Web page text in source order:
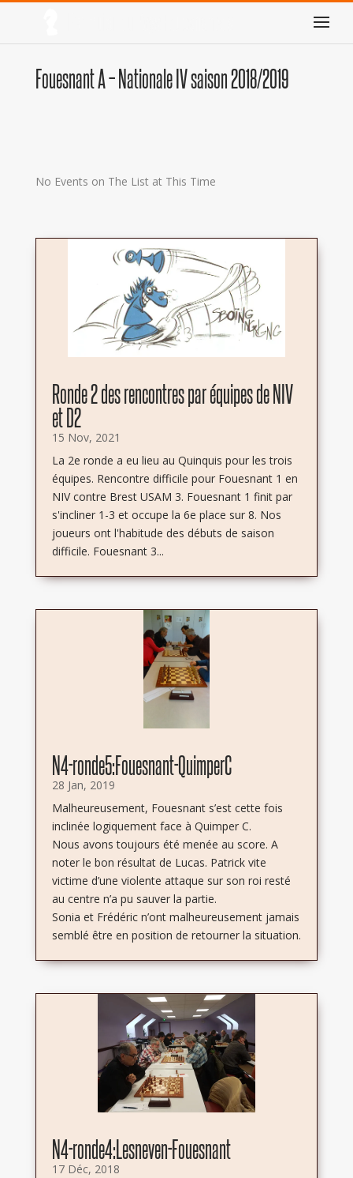
Fouesnant A – Nationale IV saison 2018/2019
No Events on The List at This Time
Ronde 2 des rencontres par équipes de NIV
et D2
15 Nov, 2021
La 2e ronde a eu lieu au Quinquis pour les trois
équipes. Rencontre difficile pour Fouesnant 1 en
NIV contre Brest USAM 3. Fouesnant 1 finit par
s'incliner 1-3 et occupe la 6e place sur 8. Nos
joueurs ont l'habitude des débuts de saison
difficile. Fouesnant 3...
N4-ronde5:Fouesnant-QuimperC
28 Jan, 2019
Malheureusement, Fouesnant s’est cette fois
inclinée logiquement face à Quimper C.
Nous avons toujours été menée au score. A
noter le bon résultat de Lucas. Patrick vite
victime d’une violente attaque sur son roi resté
au centre n’a pu sauver la partie.
Sonia et Frédéric n’ont malheureusement jamais
semblé être en position de retourner la situation.
N4-ronde4:Lesneven-Fouesnant
17 Déc, 2018